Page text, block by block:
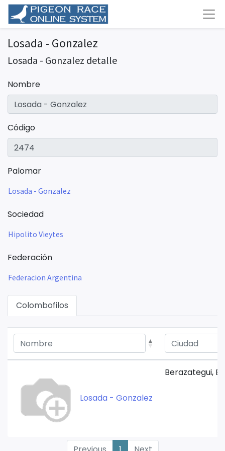
Losada - Gonzalez
Losada - Gonzalez detalle
Nombre
Código
Palomar
Losada - Gonzalez
Sociedad
Hipolito Vieytes
Federación
Federacion Argentina
Colombofilos
Losada - Gonzalez
Berazategui,